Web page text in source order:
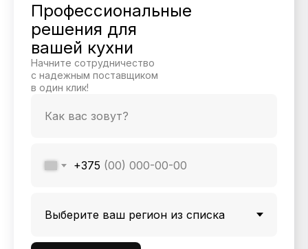
Профессиональные
решения для
вашей кухни
Начните сотрудничество
с надежным поставщиком
в один клик!
+375